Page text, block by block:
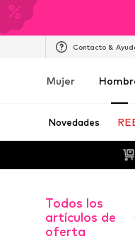
Contacto &
Mujer
Novedades
Todos los
artículos de
oferta